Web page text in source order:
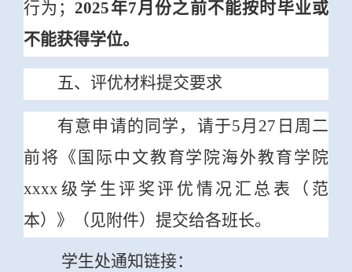
行为；2025年7月份之前不能按时毕业或
不能获得学位。
五、评优材料提交要求
有意申请的同学，请于5月27日周二
前将《国际中文教育学院海外教育学院
xxxx级学生评奖评优情况汇总表（范
本）》（见附件）提交给各班长。
学生处通知链接：